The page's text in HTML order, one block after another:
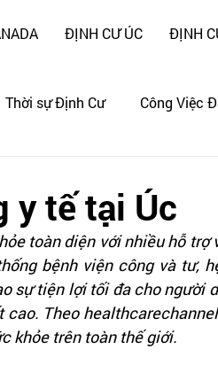
ĐỊNH CƯ ÚC ĐỊNH
Thời sự Định Cư Công Việc
GIÁC !!!
y tế tại Úc
toàn diện với nhiều hỗ trợ
bệnh viện công và tư,
sự tiện lợi tối đa cho người
Theo
khỏe trên toàn thế giới.